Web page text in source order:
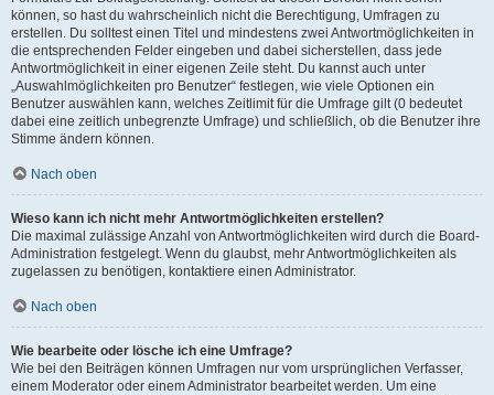
können, so hast du wahrscheinlich nicht die Berechtigung, Umfragen zu
erstellen. Du solltest einen Titel und mindestens zwei Antwortmöglichkeiten in
die entsprechenden Felder eingeben und dabei sicherstellen, dass jede
Antwortmöglichkeit in einer eigenen Zeile steht. Du kannst auch unter
„Auswahlmöglichkeiten pro Benutzer“ festlegen, wie viele Optionen ein
Benutzer auswählen kann, welches Zeitlimit für die Umfrage gilt (0 bedeutet
dabei eine zeitlich unbegrenzte Umfrage) und schließlich, ob die Benutzer ihre
Stimme ändern können.
Nach oben
Wieso kann ich nicht mehr Antwortmöglichkeiten erstellen?
Die maximal zulässige Anzahl von Antwortmöglichkeiten wird durch die Board-
Administration festgelegt. Wenn du glaubst, mehr Antwortmöglichkeiten als
zugelassen zu benötigen, kontaktiere einen Administrator.
Nach oben
Wie bearbeite oder lösche ich eine Umfrage?
Wie bei den Beiträgen können Umfragen nur vom ursprünglichen Verfasser,
einem Moderator oder einem Administrator bearbeitet werden. Um eine